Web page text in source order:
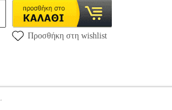
Προσθήκη στη wishlist
.